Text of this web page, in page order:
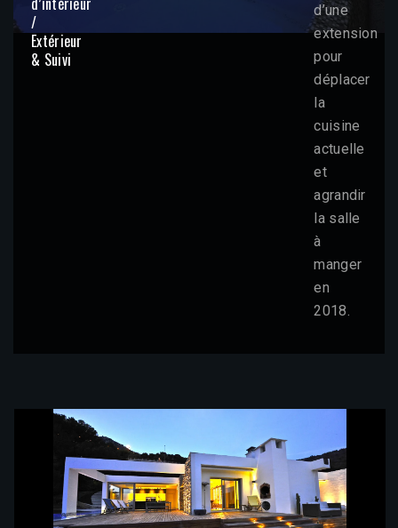
/
Extérieur
& Suivi
d’une
extension
pour
déplacer
la
cuisine
actuelle
et
agrandir
la salle
à
manger
en
2018.